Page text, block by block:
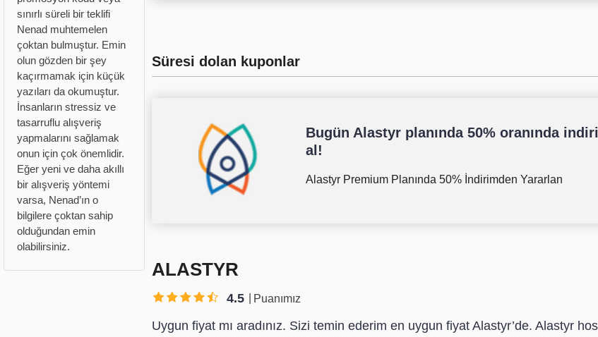
sınırlı süreli bir teklifi
Nenad muhtemelen
çoktan bulmuştur. Emin
olun gözden bir şey
kaçırmamak için küçük
yazıları da okumuştur.
İnsanların stressiz ve
tasarruflu alışveriş
yapmalarını sağlamak
onun için çok önemlidir.
Eğer yeni ve daha akıllı
bir alışveriş yöntemi
varsa, Nenad’ın o
bilgilere çoktan sahip
olduğundan emin
olabilirsiniz.
Süresi dolan kuponlar
Bugün Alastyr planında 50% oranında
al!
Alastyr Premium Planında 50% İndirimden Yararlan
ALASTYR
4.5 Puanımız
Uygun fiyat mı aradınız. Sizi temin ederim en uygun fiyat Alastyr’de. Alastyr